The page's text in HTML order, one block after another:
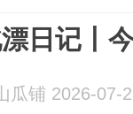
日记丨
瓜铺 2026-07-